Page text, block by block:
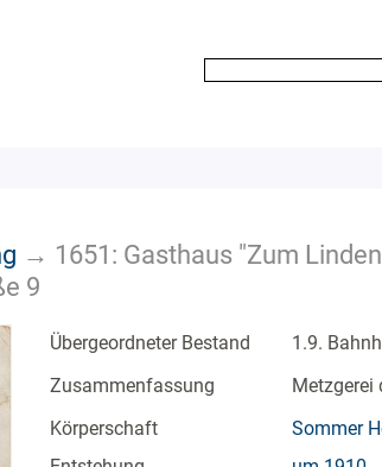
→ 1651: Gasthaus "Zum
9
Übergeordneter Bestand
1.9.
Zusammenfassung
Metzgerei
Körperschaft
Sommer